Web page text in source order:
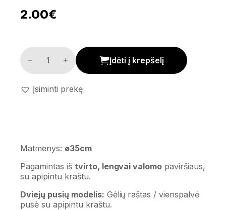
2.00€
Stalo dvipusis padėkliukas 'Flower' kiekis
Įdėti į krepšelį
Įsiminti prekę
Matmenys: ø35cm
Pagamintas iš tvirto, lengvai valomo paviršiaus,
su apipintu kraštu.
Dviejų pusių modelis: Gėlių raštas / vienspalvė
pusė su apipintu kraštu.